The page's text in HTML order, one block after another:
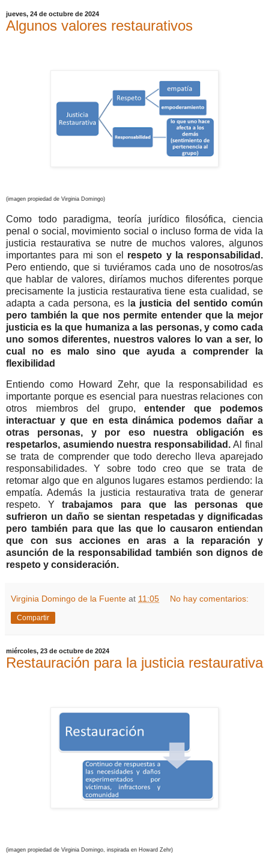
jueves, 24 de octubre de 2024
Algunos valores restaurativos
(imagen propiedad de Virginia Domingo)
Como todo paradigma, teoría jurídico filosófica, ciencia
penal o social, movimiento social o incluso forma de vida la
justicia restaurativa se nutre de muchos valores, algunos
importantes para mi son el respeto y la responsabilidad.
Pero entiendo, que si tuviéramos cada uno de nosotros/as
que hablar de valores, diríamos muchos diferentes porque
precisamente la justicia restaurativa tiene esta cualidad, se
adapta a cada persona, es la justicia del sentido común
pero también la que nos permite entender que la mejor
justicia es la que humaniza a las personas, y como cada
uno somos diferentes, nuestros valores lo van a ser, lo
cual no es malo sino que ayuda a comprender la
flexibilidad
Entiendo como Howard Zehr, que la responsabilidad es
importante porque es esencial para nuestras relaciones con
otros miembros del grupo, entender que podemos
interactuar y que en esta dinámica podemos dañar a
otras personas, y por eso nuestra obligación es
respetarlos, asumiendo nuestra responsabilidad.Al final
se trata de comprender que todo derecho lleva aparejado
responsabilidades. Y sobre todo creo que se trata de
retomar algo que en algunos lugares estamos perdiendo: la
empatía. Además la justicia restaurativa trata de generar
respeto. Ytrabajamos para que las personas que
sufrieron un daño se sientan respetadas y dignificadas
pero también para que las que lo causaron entiendan
que con sus acciones en aras a la reparación y
asunción de la responsabilidad también son dignos de
respeto y consideración.
Virginia Domingo de la Fuente at 11:05 No hay comentarios:
Compartir
miércoles, 23 de octubre de 2024
Restauración para la justicia restaurativa
(imagen propiedad de Virginia Domingo, inspirada en Howard Zehr)